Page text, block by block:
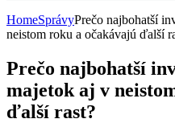
HomeSprávyPrečo najbohatší
neistom roku a očakávajú ďalší
Prečo najbohatší
majetok aj v
ďalší rast?